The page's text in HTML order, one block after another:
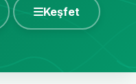
Keşfet